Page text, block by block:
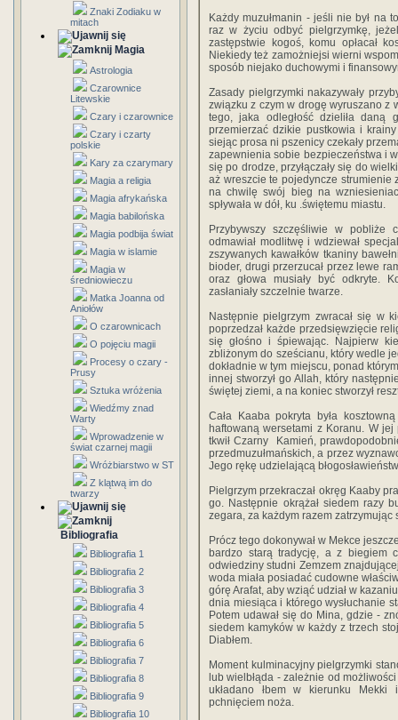
Znaki Zodiaku w
mitach
Magia
Astrologia
Czarownice
Litewskie
Czary i czarownice
Czary i czarty
polskie
Kary za czarymary
Magia a religia
Magia afrykańska
Magia babilońska
Magia podbija świat
Magia w islamie
Magia w
średniowieczu
Matka Joanna od
Aniołów
O czarownicach
O pojęciu magii
Procesy o czary -
Prusy
Sztuka wróżenia
Wiedźmy znad
Warty
Wprowadzenie w
świat czarnej magii
Wróżbiarstwo w ST
Z klątwą im do
twarzy
Bibliografia
Bibliografia 1
Bibliografia 2
Bibliografia 3
Bibliografia 4
Bibliografia 5
Bibliografia 6
Bibliografia 7
Bibliografia 8
Bibliografia 9
Bibliografia 10
Każdy muzułmanin - jeśli nie był na
raz w życiu odbyć pielgrzymkę,
zastępstwie kogoś, komu opłacał
Niekiedy też zamożniejsi wierni
sposób niejako duchowymi i
Zasady pielgrzymki nakazywały
związku z czym w drogę wyruszano
tego, jaka odległość dzieliła daną
przemierzać dzikie pustkowia i
siejąc prosa ni pszenicy czekały
zapewnienia sobie bezpieczeństwa i
się po drodze, przyłączały się do
aż wreszcie te pojedyncze strumienie
na chwilę swój bieg na
spływała w dół, ku .świętemu miastu.
Przybywszy szczęśliwie w pobliże
odmawiał modlitwę i wdziewał
zszywanych kawałków tkaniny
bioder, drugi przerzucał przez lewe
oraz głowa musiały być odkryte.
zasłaniały szczelnie twarze.
Następnie pielgrzym zwracał się w
poprzedzał każde przedsięwzięcie
się głośno i śpiewając. Najpierw
zbliżonym do sześcianu, który wedle
dokładnie w tym miejscu, ponad
innej stworzył go Allah, który
świętej ziemi, a na koniec stworzył
Cała Kaaba pokryta była
haftowaną wersetami z Koranu. W
tkwił Czarny Kamień,
przedmuzułmańskich, a przez
Jego rękę udzielającą
Pielgrzym przekraczał okręg Kaaby
go. Następnie okrążał siedem razy
zegara, za każdym razem zatrzymując
Prócz tego dokonywał w Mekce
bardzo starą tradycję, a z biegiem
odwiedziny studni Zemzem
woda miała posiadać cudowne
górę Arafat, aby wziąć udział w
dnia miesiąca i którego wysłuchanie
Potem udawał się do Mina, gdzie -
siedem kamyków w każdy z trzech
Diabłem.
Moment kulminacyjny pielgrzymki
lub wielbłąda - zależnie od
układano łbem w kierunku Mekki
pchnięciem noża.